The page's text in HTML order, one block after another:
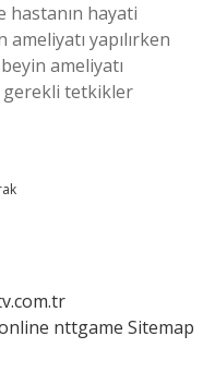
hastanın hayati
yapılırken
ameliyatı
gerekli tetkikler
nttgame Sitemap